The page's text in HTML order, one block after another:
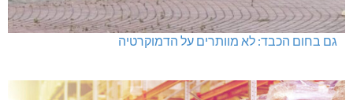
גם בחום הכבד: לא מוותרים על הדמוקרטיה